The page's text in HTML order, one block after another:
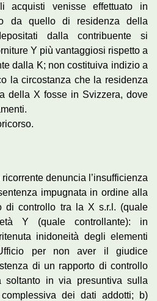
acquisti venisse effettuato in
da quello di residenza della
dalla contribuente si
Y più vantaggiosi rispetto a
dalla K; non costituiva indizio a
la circostanza che la residenza
della X fosse in Svizzera, dove
denuncia l’insufficienza
impugnata in ordine alla
di controllo tra la X s.r.l. (quale
Y (quale controllante): in
inidoneità degli elementi
per non aver il giudice
di un rapporto di controllo
soltanto in via presuntiva sulla
dei dati addotti; b)